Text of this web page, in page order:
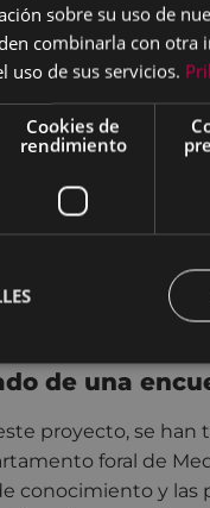
cotidianos en el
optarán, mediante
como, por
de un vehículos
participación en
de residuos en el
al sumarse a
tipo de acciones
en los últimos
de una
proyecto, se
foral de
conocimiento y las
sobre su uso de
combinarla con
uso de sus servicios.
Cookies de
rendimiento